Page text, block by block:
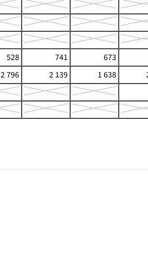
528 741
673
2 796 2 139 1 638